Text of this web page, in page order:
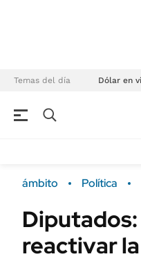
Temas del día Dólar en
Campo
FINANZAS
ámbito Política
reactivar